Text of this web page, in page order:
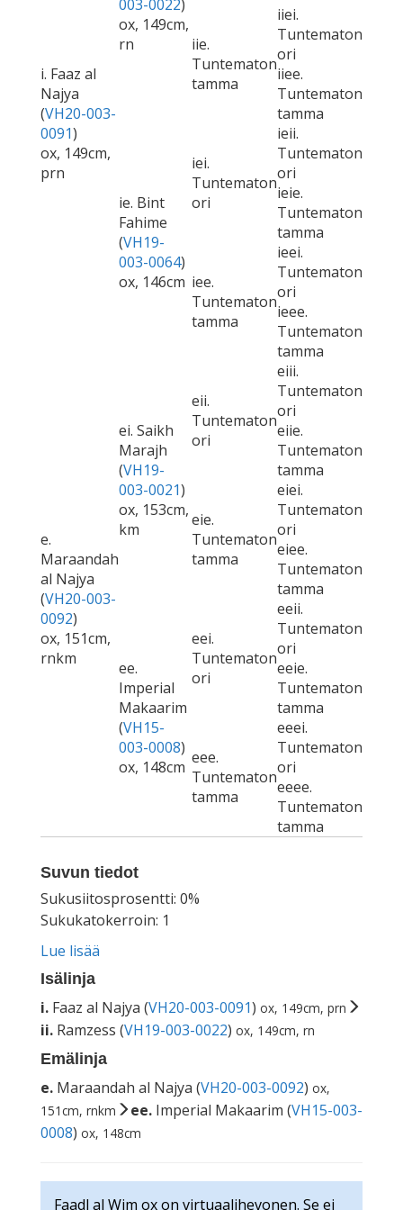
i. Faaz al
Najya
(VH20-003-
0091)
ox, 149cm,
prn
003-0022)
ox, 149cm,
rn
iie.
Tuntematon
tamma
iiei.
Tuntematon
ori
iiee.
Tuntematon
tamma
ie. Bint
Fahime
(VH19-
003-0064)
ox, 146cm
iei.
Tuntematon
ori
ieii.
Tuntematon
ori
ieie.
Tuntematon
tamma
iee.
Tuntematon
tamma
ieei.
Tuntematon
ori
ieee.
Tuntematon
tamma
e.
Maraandah
al Najya
(VH20-003-
0092)
ox, 151cm,
rnkm
ei. Saikh
Marajh
(VH19-
003-0021)
ox, 153cm,
km
eii.
Tuntematon
ori
eiii.
Tuntematon
ori
eiie.
Tuntematon
tamma
eie.
Tuntematon
tamma
eiei.
Tuntematon
ori
eiee.
Tuntematon
tamma
ee.
Imperial
Makaarim
(VH15-
003-0008)
ox, 148cm
eei.
Tuntematon
ori
eeii.
Tuntematon
ori
eeie.
Tuntematon
tamma
eee.
Tuntematon
tamma
eeei.
Tuntematon
ori
eeee.
Tuntematon
tamma
Suvun tiedot
Sukusiitosprosentti: 0%
Sukukatokerroin: 1
Lue lisää
Isälinja
i. Faaz al Najya (VH20-003-0091) ox, 149cm, prn
ii. Ramzess (VH19-003-0022) ox, 149cm, rn
Emälinja
e. Maraandah al Najya (VH20-003-0092) ox,
151cm, rnkm
ee. Imperial Makaarim (VH15-003-
0008) ox, 148cm
Faadl al Wim ox on virtuaalihevonen. Se ei